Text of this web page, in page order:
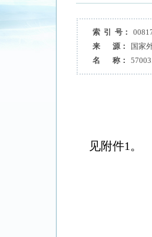
索 引 号：
来 源：
国家
名 称：
见附件1。